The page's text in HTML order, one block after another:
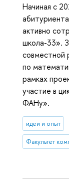
Начиная с
активно
школа-33».
совместной
по
рамках
участие в
ФАНу».
идеи и опыт
Факультет